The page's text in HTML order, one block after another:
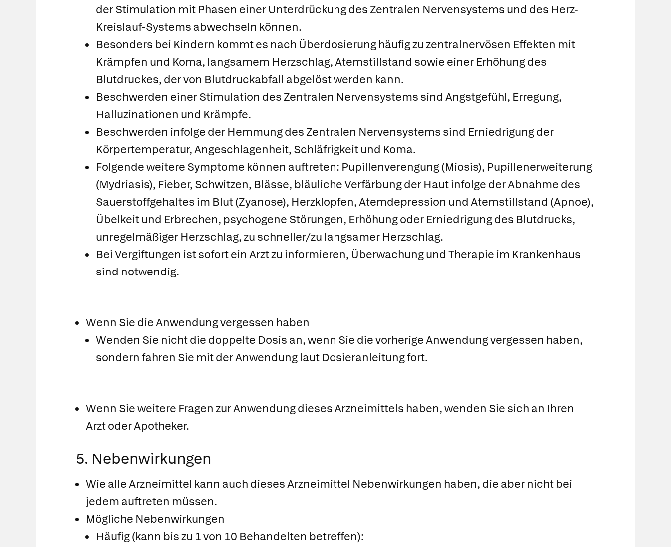
der Stimulation mit Phasen einer Unterdrückung des Zentralen Nervensystems und des Herz-
Kreislauf-Systems abwechseln können.
Besonders bei Kindern kommt es nach Überdosierung häufig zu zentralnervösen Effekten mit
Krämpfen und Koma, langsamem Herzschlag, Atemstillstand sowie einer Erhöhung des
Blutdruckes, der von Blutdruckabfall abgelöst werden kann.
Beschwerden einer Stimulation des Zentralen Nervensystems sind Angstgefühl, Erregung,
Halluzinationen und Krämpfe.
Beschwerden infolge der Hemmung des Zentralen Nervensystems sind Erniedrigung der
Körpertemperatur, Angeschlagenheit, Schläfrigkeit und Koma.
Folgende weitere Symptome können auftreten: Pupillenverengung (Miosis), Pupillenerweiterung
(Mydriasis), Fieber, Schwitzen, Blässe, bläuliche Verfärbung der Haut infolge der Abnahme des
Sauerstoffgehaltes im Blut (Zyanose), Herzklopfen, Atemdepression und Atemstillstand (Apnoe),
Übelkeit und Erbrechen, psychogene Störungen, Erhöhung oder Erniedrigung des Blutdrucks,
unregelmäßiger Herzschlag, zu schneller/zu langsamer Herzschlag.
Bei Vergiftungen ist sofort ein Arzt zu informieren, Überwachung und Therapie im Krankenhaus
sind notwendig.
Wenn Sie die Anwendung vergessen haben
Wenden Sie nicht die doppelte Dosis an, wenn Sie die vorherige Anwendung vergessen haben,
sondern fahren Sie mit der Anwendung laut Dosieranleitung fort.
Wenn Sie weitere Fragen zur Anwendung dieses Arzneimittels haben, wenden Sie sich an Ihren
Arzt oder Apotheker.
5. Nebenwirkungen
Wie alle Arzneimittel kann auch dieses Arzneimittel Nebenwirkungen haben, die aber nicht bei
jedem auftreten müssen.
Mögliche Nebenwirkungen
Häufig (kann bis zu 1 von 10 Behandelten betreffen):